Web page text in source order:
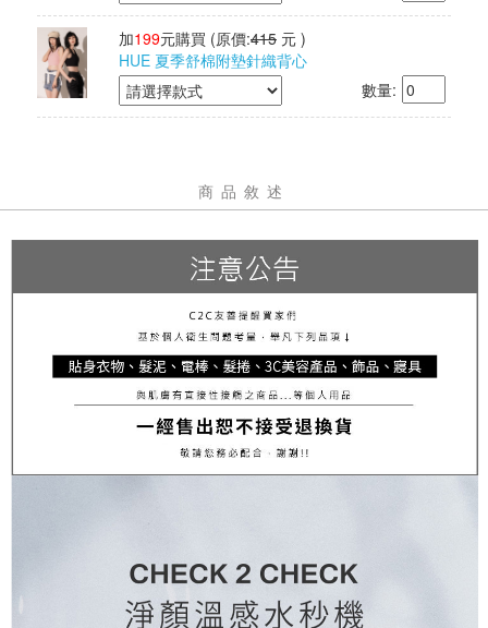
加199元購買 (原價:415 元 )
HUE 夏季舒棉附墊針織背心
數量:
商品敘述